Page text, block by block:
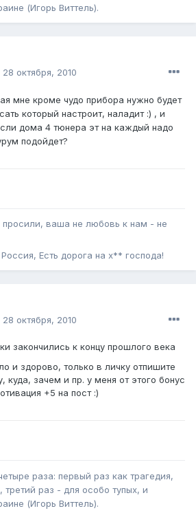
(Игорь Виттель).
28 октября, 2010
мне кроме чудо прибора нужно будет
который настроит, наладит :) , и
дома 4 тюнера эт на каждый надо
подойдет?
ваша не любовь к нам - не
Есть дорога на х** господа!
28 октября, 2010
закончились к концу прошлого века
и здорово, только в личку отпишите
куда, зачем и пр. у меня от этого бонус
+5 на пост :)
раза: первый раз как трагедия,
раз - для особо тупых, и
(Игорь Виттель).